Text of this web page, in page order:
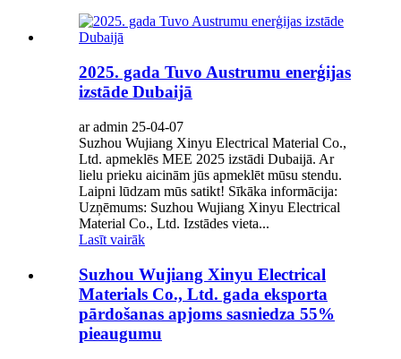
2025. gada Tuvo Austrumu enerģijas
izstāde Dubaijā
ar admin 25-04-07
Suzhou Wujiang Xinyu Electrical Material Co.,
Ltd. apmeklēs MEE 2025 izstādi Dubaijā. Ar
lielu prieku aicinām jūs apmeklēt mūsu stendu.
Laipni lūdzam mūs satikt! Sīkāka informācija:
Uzņēmums: Suzhou Wujiang Xinyu Electrical
Material Co., Ltd. Izstādes vieta...
Lasīt vairāk
Suzhou Wujiang Xinyu Electrical
Materials Co., Ltd. gada eksporta
pārdošanas apjoms sasniedza 55%
pieaugumu